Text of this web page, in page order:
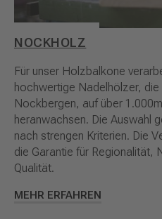
NOCKHOLZ
Für unser Holzbalkone
hochwertige Nadelhölzer, die
Nockbergen, auf über
heranwachsen. Die Auswahl
nach strengen Kriterien. Die
die Garantie für Regionalität,
Qualität.
MEHR ERFAHREN